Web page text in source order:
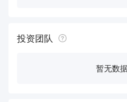
投资团队
暂无数